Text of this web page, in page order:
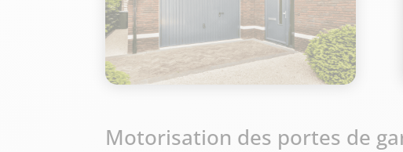
Motorisation des portes de